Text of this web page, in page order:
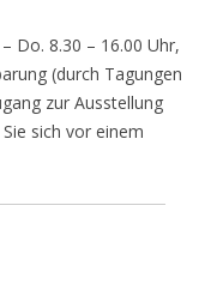
Do. 8.30 – 16.00 Uhr,
(durch Tagungen
zur Ausstellung
sich vor einem